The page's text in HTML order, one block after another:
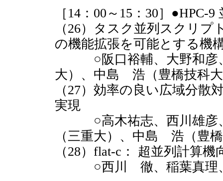
［14：00～15：30］●HPC-
（26）タスク並列スクリ
の機能拡張を可能とする機
○阪口裕輔、大野和彦、
大）、中島 浩（豊橋技科
（27）効率の良い広域分
実現
○高木祐志、西川雄彦、
（三重大）、中島 浩（豊
（28）flat-c： 超並列計算
○西川 徹、稲葉真理